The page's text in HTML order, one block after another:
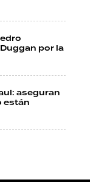
por la
aseguran
están